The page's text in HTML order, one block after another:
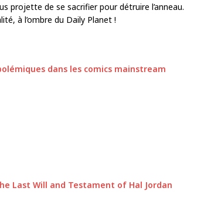
projette de se sacrifier pour détruire l’anneau.
à l’ombre du Daily Planet !
dans les comics mainstream